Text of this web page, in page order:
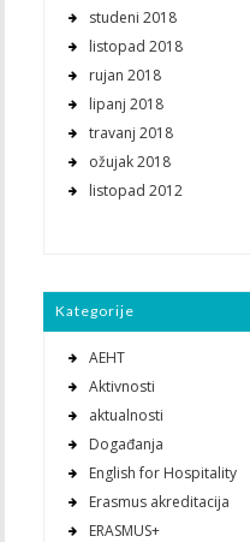
studeni 2018
listopad 2018
rujan 2018
lipanj 2018
travanj 2018
ožujak 2018
listopad 2012
Kategorije
AEHT
Aktivnosti
aktualnosti
Događanja
English for Hospitality
Erasmus akreditacija
ERASMUS+